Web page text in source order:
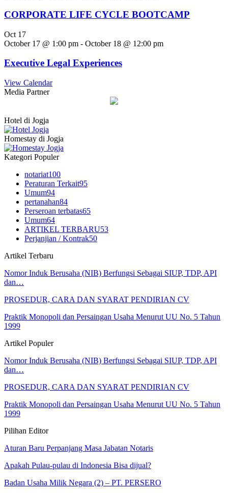
CORPORATE LIFE CYCLE BOOTCAMP
Oct 17
October 17 @ 1:00 pm - October 18 @ 12:00 pm
Executive Legal Experiences
View Calendar
Media Partner
Hotel di Jogja
Homestay di Jogja
Kategori Populer
notariat100
Peraturan Terkait95
Umum94
pertanahan84
Perseroan terbatas65
Umum64
ARTIKEL TERBARU53
Perjanjian / Kontrak50
Artikel Terbaru
Nomor Induk Berusaha (NIB) Berfungsi Sebagai SIUP, TDP, API
dan…
PROSEDUR, CARA DAN SYARAT PENDIRIAN CV
Praktik Monopoli dan Persaingan Usaha Menurut UU No. 5 Tahun
1999
Artikel Populer
Nomor Induk Berusaha (NIB) Berfungsi Sebagai SIUP, TDP, API
dan…
PROSEDUR, CARA DAN SYARAT PENDIRIAN CV
Praktik Monopoli dan Persaingan Usaha Menurut UU No. 5 Tahun
1999
Pilihan Editor
Aturan Baru Perpanjang Masa Jabatan Notaris
Apakah Pulau-pulau di Indonesia Bisa dijual?
Badan Usaha Milik Negara (2) – PT. PERSERO